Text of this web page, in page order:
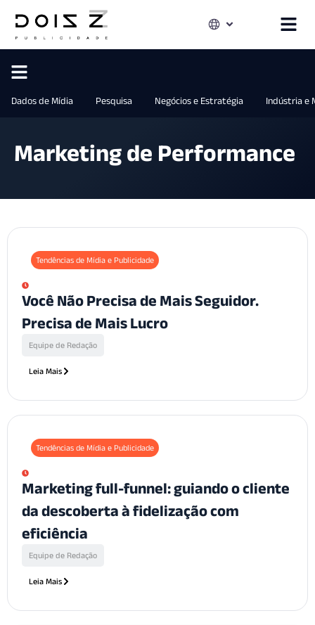
Dados de Mídia Pesquisa Negócios e Estratégia Indústria e
Marketing de Performance
Tendências de Mídia e Publicidade
Você Não Precisa de Mais Seguidor.
Precisa de Mais Lucro
Equipe de Redação
Leia Mais
Tendências de Mídia e Publicidade
Marketing full-funnel: guiando o cliente
da descoberta à fidelização com
eficiência
Equipe de Redação
Leia Mais